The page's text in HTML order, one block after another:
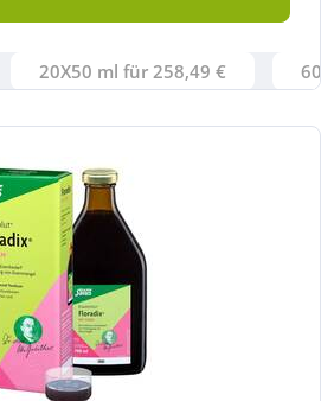
20X50 ml für 258,49 €